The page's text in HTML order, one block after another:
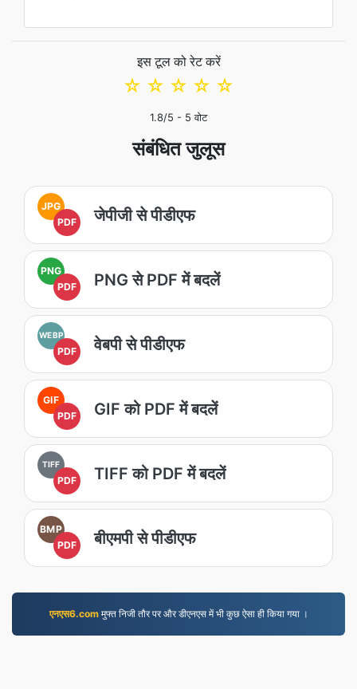
इस टूल को रेट करें
☆
☆
☆
☆
☆
1.8/5 - 5 वोट
संबंधित जुलूस
JPG
PDF
जेपीजी से पीडीएफ
PNG
PDF
PNG से PDF में बदलें
WEBP
PDF वेबपी से पीडीएफ
GIF
PDF
GIF को PDF में बदलें
TIFF
PDF TIFF को PDF में बदलें
BMP
PDF
बीएमपी से पीडीएफ
एनएस6.comमुफ्त निजी तौर पर और डीएनएस में भी कुछ ऐसा ही किया गया ।